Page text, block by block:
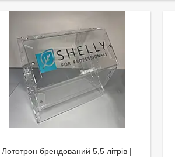
Лототрон брендований 5,5 літрів |